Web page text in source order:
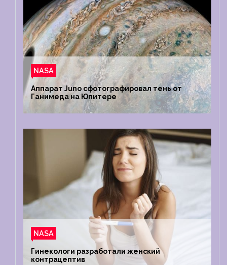
NASA
Аппарат Juno сфотографировал тень от
Ганимеда на Юпитере
NASA
Гинекологи разработали женский
контрацептив